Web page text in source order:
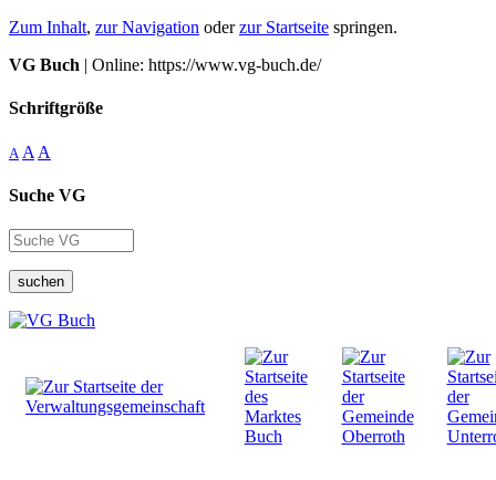
Zum Inhalt, zur Navigation oderzur Startseite springen.
VG Buch | Online: https://www.vg-buch.de/
Schriftgröße
A A A
Suche VG
suchen